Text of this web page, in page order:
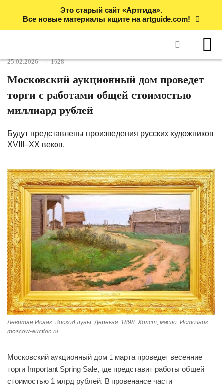
Это старый сайт «Артгида».
Все новые материалы ищите на artguide.com!
25.02.2026 1628
Московский аукционный дом проведет
торги с работами общей стоимостью
миллиард рублей
Будут представлены произведения русских художников
XVIII–XX веков.
Левитан Исаак. Восход луны. Деревня. 1898. Холст, масло. Источник:
moscow-auction.ru
Московский аукционный дом 1 марта проведет весенние
торги Important Spring Sale, где представит работы общей
стоимостью 1 млрд рублей. В провенансе части